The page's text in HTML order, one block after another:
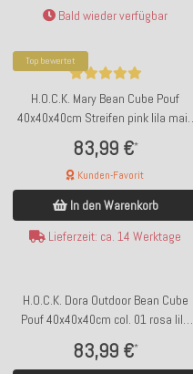
Bald wieder verfügbar
Top bewertet
H.O.C.K. Mary Bean Cube Pouf
40x40x40cm Streifen pink lila mais
83,99 €*
Kunden-Favorit
In den Warenkorb
Lieferzeit: ca. 14 Werktage
H.O.C.K. Dora Outdoor Bean Cube
Pouf 40x40x40cm col. 01 rosa lila
83,99 €*